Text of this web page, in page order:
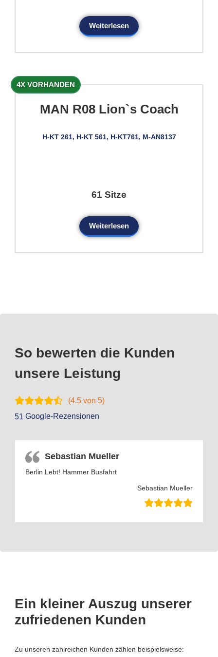
Weiterlesen
4X VORHANDEN
MAN R08 Lion`s Coach
H-KT 261, H-KT 561, H-KT761, M-AN8137
61 Sitze
Weiterlesen
So bewerten die Kunden
unsere Leistung
(4.5 von 5)
51 Google-Rezensionen
Sebastian Mueller
Berlin Lebt! Hammer Busfahrt
Sebastian Mueller
Ein kleiner Auszug unserer
zufriedenen Kunden
Zu unseren zahlreichen Kunden zählen beispielsweise: